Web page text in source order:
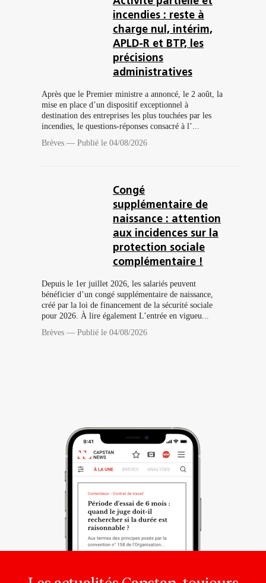
incendies : reste à
charge nul, intérim,
APLD-R et BTP, les
précisions
administratives
Après que le Premier ministre a annoncé, le 2 août, la
mise en place d’un dispositif exceptionnel à
destination des entreprises les plus touchées par les
incendies, le questions-réponses consacré à l’...
Brèves — Publié le 04/08/2026
Congé
supplémentaire de
naissance : attention
aux incidences sur la
protection sociale
complémentaire !
Depuis le 1er juillet 2026, les salariés peuvent
bénéficier d’un congé supplémentaire de naissance,
créé par la loi de financement de la sécurité sociale
pour 2026. À lire également L’entrée en vigueu...
Brèves — Publié le 04/08/2026